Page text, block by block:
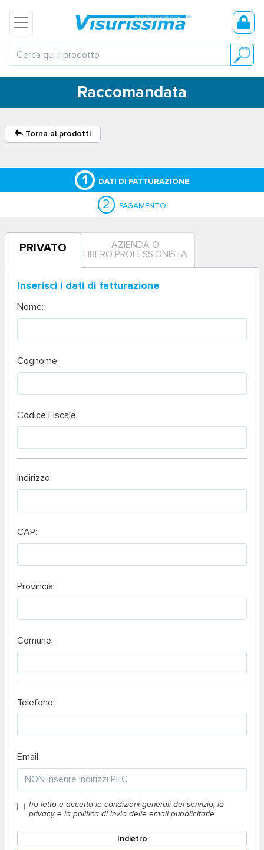
Raccomandata
Torna ai prodotti
1 DATI DI FATTURAZIONE
2 PAGAMENTO
PRIVATO
AZIENDA O
LIBERO PROFESSIONISTA
Inserisci i dati di fatturazione
Nome:
Cognome:
Codice Fiscale:
Indirizzo:
CAP:
Provincia:
Comune:
Telefono:
Email:
ho letto e accetto le condizioni generali del servizio, la
privacy e la politica di invio delle email pubblicitarie
Indietro